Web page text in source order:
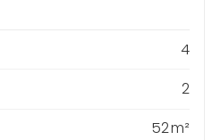
4
2
52 m²